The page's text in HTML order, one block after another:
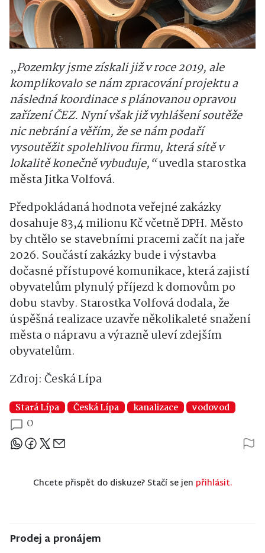
„Pozemky jsme získali již v roce 2019, ale
komplikovalo se nám zpracování projektu a
následná koordinace s plánovanou opravou
zařízení ČEZ. Nyní však již vyhlášení soutěže
nic nebrání a věřím, že se nám podaří
vysoutěžit spolehlivou firmu, která sítě v
lokalitě konečně vybuduje,“uvedla starostka
města Jitka Volfová.
Předpokládaná hodnota veřejné zakázky
dosahuje 83,4 milionu Kč včetně DPH. Město
by chtělo se stavebními pracemi začít na jaře
2026. Součástí zakázky bude i výstavba
dočasné přístupové komunikace, která zajistí
obyvatelům plynulý příjezd k domovům po
dobu stavby. Starostka Volfová dodala, že
úspěšná realizace uzavře několikaleté snažení
města o nápravu a výrazně uleví zdejším
obyvatelům.
Zdroj: Česká Lípa
Stará Lípa Česká Lípa kanalizace vodovod
0
Sdílejte článek
Chcete přispět do diskuze? Stačí se jen přihlásit.
Prodej a pronájem